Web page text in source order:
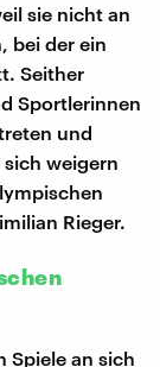
sie nicht an
bei der ein
Seither
Sportlerinnen
und
sich weigern
Rieger.
Spiele an sich